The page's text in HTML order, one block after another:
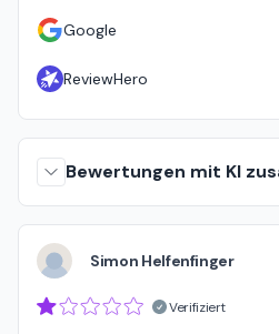
Google
ReviewHero
Bewertungen mit KI
Simon Helfenfinger
Verifiziert